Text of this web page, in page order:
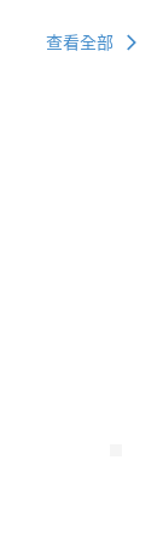
查看全部